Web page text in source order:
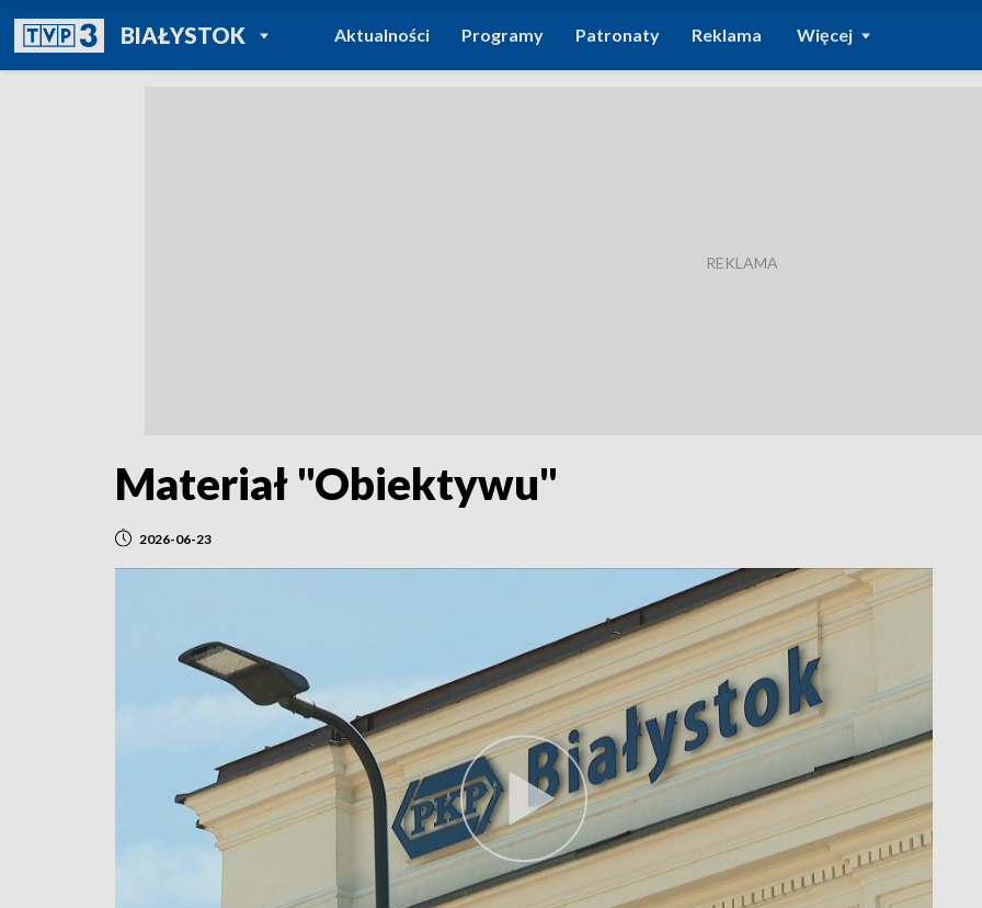
BIAŁYSTOKPOWRÓT DO
TVP REGIONY
Aktualności Programy Patronaty Reklama Więcej
Materiał "Obiektywu"
2026-06-23